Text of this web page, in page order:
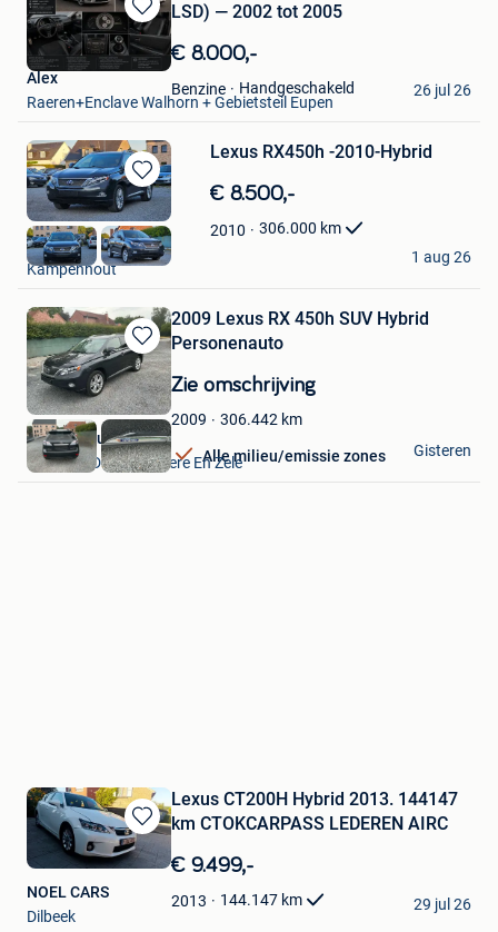
Bewaren
in
Mijn
Favorieten
LSD) — 2002 tot 2005
€ 8.000,-
Benzine Handgeschakeld
Alex
Raeren+Enclave Walhorn + Gebietsteil Eupen
26 jul 26
Bewaren
in
Mijn
Favorieten
Lexus RX450h -2010-Hybrid
€ 8.500,-
2010 306.000 km
KN
Kampenhout
1 aug 26
Bewaren
in
Mijn
Favorieten
2009 Lexus RX 450h SUV Hybrid
Personenauto
Zie omschrijving
2009 306.442 km
Alle milieu/emissie zones
VAVATO Auctions
Lokeren+Deel Overmere En Zele
Gisteren
Bewaren
in
Favorieten
Lexus CT200H Hybrid 2013. 144147
km CTOKCARPASS LEDEREN AIRC
€ 9.499,-
2013 144.147 km
NOEL CARS
Dilbeek
29 jul 26